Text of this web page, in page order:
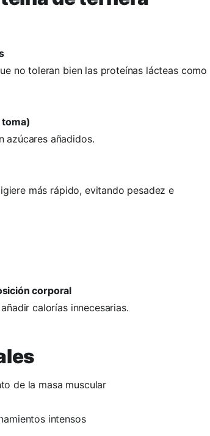
no toleran bien las proteínas lácteas como
azúcares añadidos.
más rápido, evitando pesadez e
corporal
calorías innecesarias.
de la masa muscular
intensos